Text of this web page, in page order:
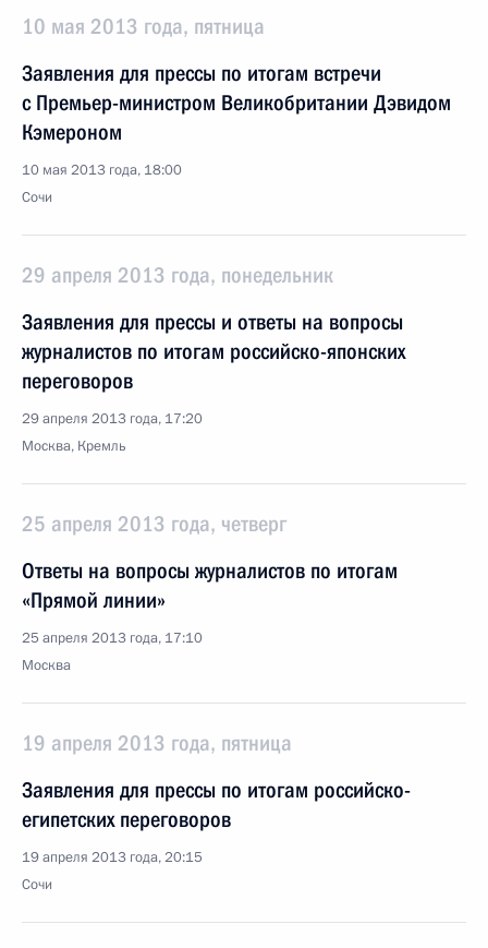
10 мая 2013 года, пятница
Заявления для прессы по итогам встречи
с Премьер-министром Великобритании Дэвидом
Кэмероном
10 мая 2013 года, 18:00
Сочи
29 апреля 2013 года, понедельник
Заявления для прессы и ответы на вопросы
журналистов по итогам российско-японских
переговоров
29 апреля 2013 года, 17:20
Москва, Кремль
25 апреля 2013 года, четверг
Ответы на вопросы журналистов по итогам
«Прямой линии»
25 апреля 2013 года, 17:10
Москва
19 апреля 2013 года, пятница
Заявления для прессы по итогам российско-
египетских переговоров
19 апреля 2013 года, 20:15
Сочи